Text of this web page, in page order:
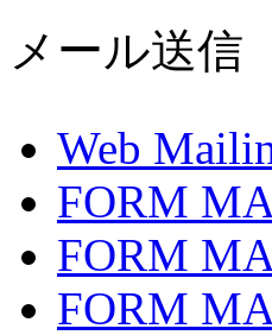
メール送信
Web
FORM
FORM
FORM